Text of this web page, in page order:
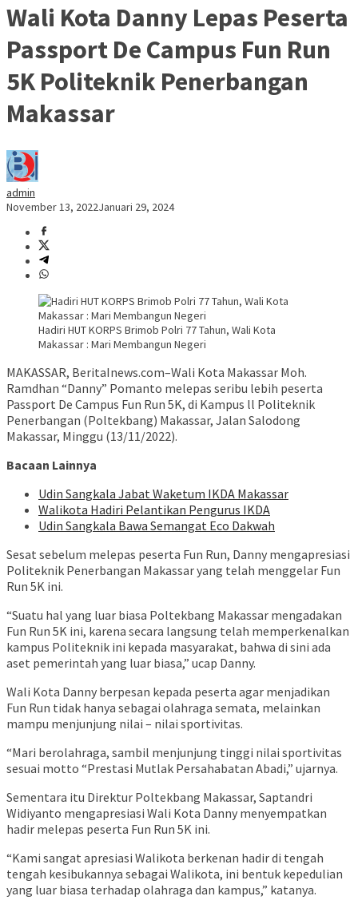
Wali Kota Danny Lepas Peserta
Passport De Campus Fun Run
5K Politeknik Penerbangan
Makassar
admin
November 13, 2022Januari 29, 2024
Hadiri HUT KORPS Brimob Polri 77 Tahun, Wali Kota
Makassar : Mari Membangun Negeri
MAKASSAR, BeritaInews.com–Wali Kota Makassar Moh.
Ramdhan “Danny” Pomanto melepas seribu lebih peserta
Passport De Campus Fun Run 5K, di Kampus ll Politeknik
Penerbangan (Poltekbang) Makassar, Jalan Salodong
Makassar, Minggu (13/11/2022).
Bacaan Lainnya
Udin Sangkala Jabat Waketum IKDA Makassar
Walikota Hadiri Pelantikan Pengurus IKDA
Udin Sangkala Bawa Semangat Eco Dakwah
Sesat sebelum melepas peserta Fun Run, Danny mengapresiasi
Politeknik Penerbangan Makassar yang telah menggelar Fun
Run 5K ini.
“Suatu hal yang luar biasa Poltekbang Makassar mengadakan
Fun Run 5K ini, karena secara langsung telah memperkenalkan
kampus Politeknik ini kepada masyarakat, bahwa di sini ada
aset pemerintah yang luar biasa,” ucap Danny.
Wali Kota Danny berpesan kepada peserta agar menjadikan
Fun Run tidak hanya sebagai olahraga semata, melainkan
mampu menjunjung nilai – nilai sportivitas.
“Mari berolahraga, sambil menjunjung tinggi nilai sportivitas
sesuai motto “Prestasi Mutlak Persahabatan Abadi,” ujarnya.
Sementara itu Direktur Poltekbang Makassar, Saptandri
Widiyanto mengapresiasi Wali Kota Danny menyempatkan
hadir melepas peserta Fun Run 5K ini.
“Kami sangat apresiasi Walikota berkenan hadir di tengah
tengah kesibukannya sebagai Walikota, ini bentuk kepedulian
yang luar biasa terhadap olahraga dan kampus,” katanya.